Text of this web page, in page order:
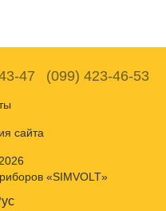
47 (099) 423-46-53
сайта
«SIMVOLT»